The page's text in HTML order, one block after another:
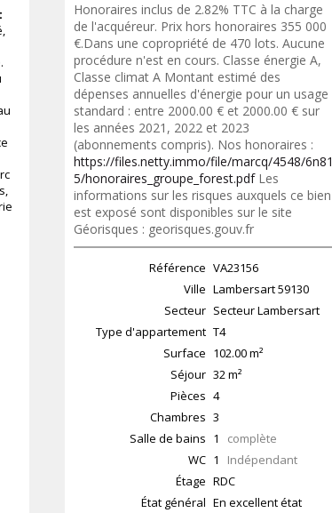
Honoraires inclus de 2.82% TTC à la charge
de l'acquéreur. Prix hors honoraires 355 000
€.Dans une copropriété de 470 lots. Aucune
procédure n'est en cours. Classe énergie A,
Classe climat A Montant estimé des
dépenses annuelles d'énergie pour un usage
standard : entre 2000.00 € et 2000.00 € sur
les années 2021, 2022 et 2023
(abonnements compris). Nos honoraires :
https://files.netty.immo/file/marcq/4548/6n81
5/honoraires_groupe_forest.pdfLes
informations sur les risques auxquels ce bien
est exposé sont disponibles sur le site
Géorisques : georisques.gouv.fr
Référence VA23156
Ville Lambersart59130
Secteur Secteur Lambersart
Type d'appartement T4
Surface 102.00m²
Séjour 32m²
Pièces 4
Chambres 3
Salle de bains 1 complète
WC 1 Indépendant
Étage RDC
État général En excellent état